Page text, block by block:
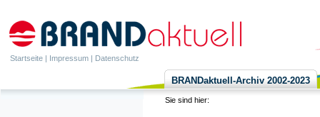
Startseite | Impressum | Datenschutz
BRANDaktuell-Archiv 2002-2023
Sie sind hier: